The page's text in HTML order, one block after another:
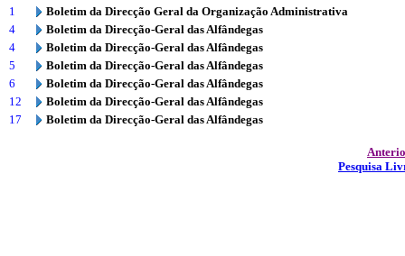
1
Boletim da Direcção Geral da Organização Administrativa
4
Boletim da Direcção-Geral das Alfândegas
4
Boletim da Direcção-Geral das Alfândegas
5
Boletim da Direcção-Geral das Alfândegas
6
Boletim da Direcção-Geral das Alfândegas
12
Boletim da Direcção-Geral das Alfândegas
17
Boletim da Direcção-Geral das Alfândegas
Pesquisa